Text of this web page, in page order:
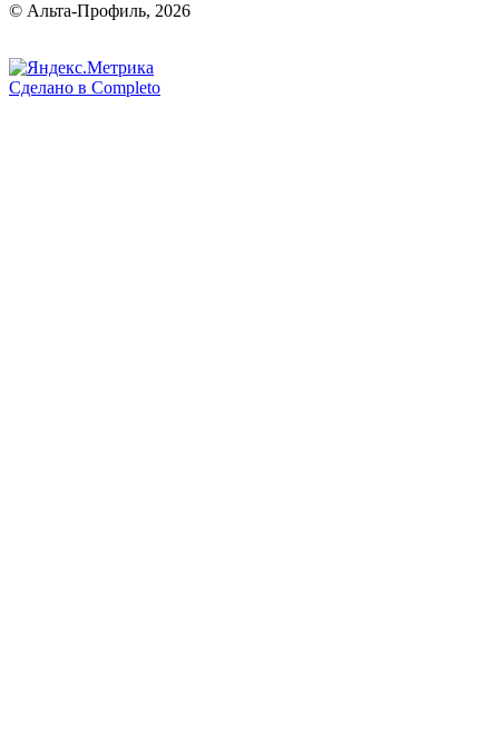
© Альта-Профиль, 2026
Сделано в Completo